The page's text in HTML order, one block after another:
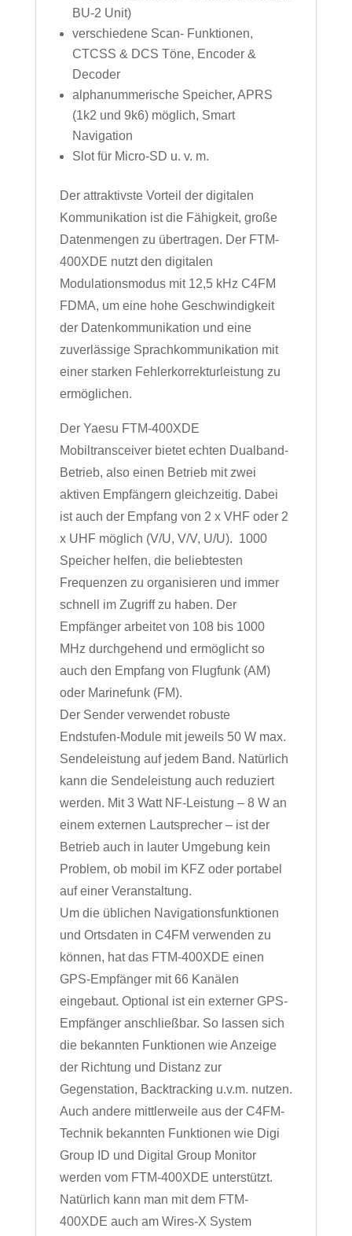
BU-2 Unit)
verschiedene Scan- Funktionen,
CTCSS & DCS Töne, Encoder &
Decoder
alphanummerische Speicher, APRS
(1k2 und 9k6) möglich, Smart
Navigation
Slot für Micro-SD u. v. m.
Der attraktivste Vorteil der digitalen
Kommunikation ist die Fähigkeit, große
Datenmengen zu übertragen. Der FTM-
400XDE nutzt den digitalen
Modulationsmodus mit 12,5 kHz C4FM
FDMA, um eine hohe Geschwindigkeit
der Datenkommunikation und eine
zuverlässige Sprachkommunikation mit
einer starken Fehlerkorrekturleistung zu
ermöglichen.
Der Yaesu FTM-400XDE
Mobiltransceiver bietet echten Dualband-
Betrieb, also einen Betrieb mit zwei
aktiven Empfängern gleichzeitig. Dabei
ist auch der Empfang von 2 x VHF oder 2
x UHF möglich (V/U, V/V, U/U). 1000
Speicher helfen, die beliebtesten
Frequenzen zu organisieren und immer
schnell im Zugriff zu haben. Der
Empfänger arbeitet von 108 bis 1000
MHz durchgehend und ermöglicht so
auch den Empfang von Flugfunk (AM)
oder Marinefunk (FM).
Der Sender verwendet robuste
Endstufen-Module mit jeweils 50 W max.
Sendeleistung auf jedem Band. Natürlich
kann die Sendeleistung auch reduziert
werden. Mit 3 Watt NF-Leistung – 8 W an
einem externen Lautsprecher – ist der
Betrieb auch in lauter Umgebung kein
Problem, ob mobil im KFZ oder portabel
auf einer Veranstaltung.
Um die üblichen Navigationsfunktionen
und Ortsdaten in C4FM verwenden zu
können, hat das FTM-400XDE einen
GPS-Empfänger mit 66 Kanälen
eingebaut. Optional ist ein externer GPS-
Empfänger anschließbar. So lassen sich
die bekannten Funktionen wie Anzeige
der Richtung und Distanz zur
Gegenstation, Backtracking u.v.m. nutzen.
Auch andere mittlerweile aus der C4FM-
Technik bekannten Funktionen wie Digi
Group ID und Digital Group Monitor
werden vom FTM-400XDE unterstützt.
Natürlich kann man mit dem FTM-
400XDE auch am Wires-X System